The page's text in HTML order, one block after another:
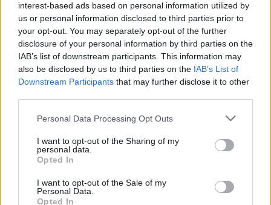
interest-based ads based on personal information utilized by
us or personal information disclosed to third parties prior to
your opt-out. You may separately opt-out of the further
disclosure of your personal information by third parties on the
IAB’s list of downstream participants. This information may
also be disclosed by us to third parties on the IAB’s List of
Downstream Participants that may further disclose it to other
Please note that this website/app uses one or more Google
not limited to your visit or usage behaviour. You may click to
grant or deny consent to Google and its third-party tags to
use your data for below specified purposes in below Google
consent section.
Personal Data Processing Opt Outs
I want to opt-out of the Sharing of my
personal data.
Opted In
I want to opt-out of the Sale of my
Personal Data.
Opted In
Tudom, hogy ez utóbbi információkkal nem mondok
nektek újat, csak a rend kedvéért említem ezeket.
Mégis, ma már azt is tudom, és töredelmesen
megvallom, hogy gyengeség, sőt felelőtlenség volt
maradni, ráadásul merő hiábavalóság. Hozzá még
be kell látnom azt is, hogy az előző levelemben
megtévesztőt is megtéveszthette, - mind a kettőnk
mind az én reakcióimat illetően. Egyszóval ebben az
oda-vissza hamiskodásban, akárhogy is, súlyosan
régen ki kellett volna mondanom a döntő szót: ez így
nekem nem kell. Mert az például, hogy itt